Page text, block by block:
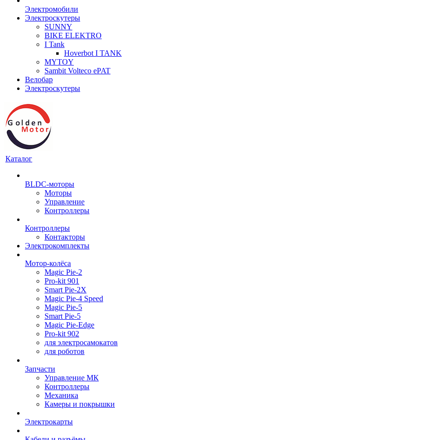
Электромобили
Электроскутеры
SUNNY
BIKE ELEKTRO
I Tank
Hoverbot I TANK
MYTOY
Sambit Volteco ePAT
Велобар
Электроскутеры
Каталог
BLDC-моторы
Моторы
Управление
Контроллеры
Контроллеры
Контакторы
Электрокомплекты
Мотор-колёса
Magic Pie-2
Pro-kit 901
Smart Pie-2X
Magic Pie-4 Speed
Magic Pie-5
Smart Pie-5
Magic Pie-Edge
Pro-kit 902
для электросамокатов
для роботов
Запчасти
Управление МК
Контроллеры
Механика
Камеры и покрышки
Электрокарты